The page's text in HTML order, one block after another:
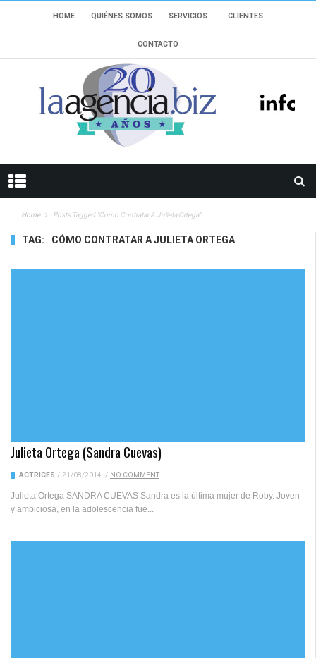
HOME QUIÉNES SOMOS SERVICIOS CLIENTES
CONTACTO
Home Posts Tagged "cómo Contratar A Julieta Ortega"
TAG: CÓMO CONTRATAR A JULIETA ORTEGA
Julieta Ortega (Sandra Cuevas)
ACTRICES / 21/08/2014 / NO COMMENT
Julieta Ortega SANDRA CUEVAS Sandra es la última mujer de Roby. Joven
y ambiciosa, en la adolescencia fue...